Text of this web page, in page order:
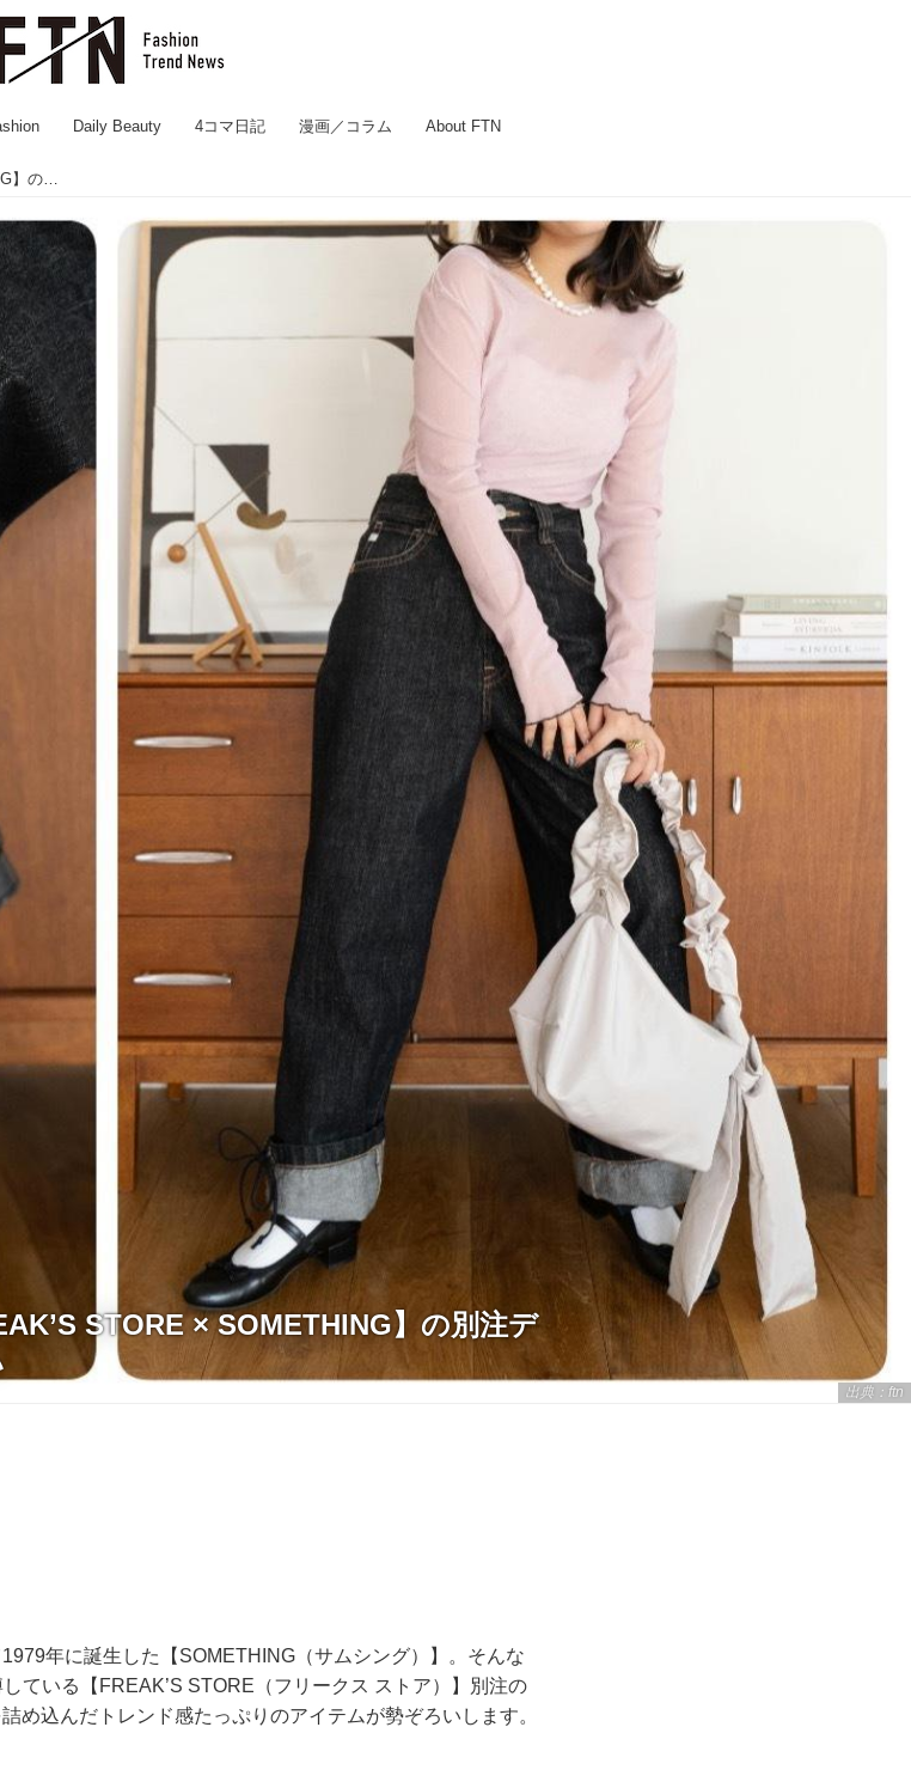
Daily Beauty 4コマ日記 漫画／コラム About FTN
出典：ftn
STORE × SOMETHING】の別注デ
年に誕生した【SOMETHING（サムシング）】。そんな
ている【FREAK’S STORE（フリークス ストア）】別注の
め込んだトレンド感たっぷりのアイテムが勢ぞろいします。